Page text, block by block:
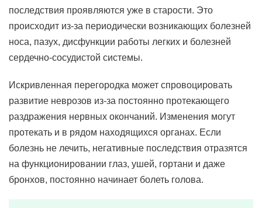
последствия проявляются уже в старости. Это
происходит из-за периодически возникающих болезней
носа, пазух, дисфункции работы легких и болезней
сердечно-сосудистой системы.
Искривленная перегородка может спровоцировать
развитие неврозов из-за постоянно протекающего
раздражения нервных окончаний. Изменения могут
протекать и в рядом находящихся органах. Если
болезнь не лечить, негативные последствия отразятся
на функционировании глаз, ушей, гортани и даже
бронхов, постоянно начинает болеть голова.